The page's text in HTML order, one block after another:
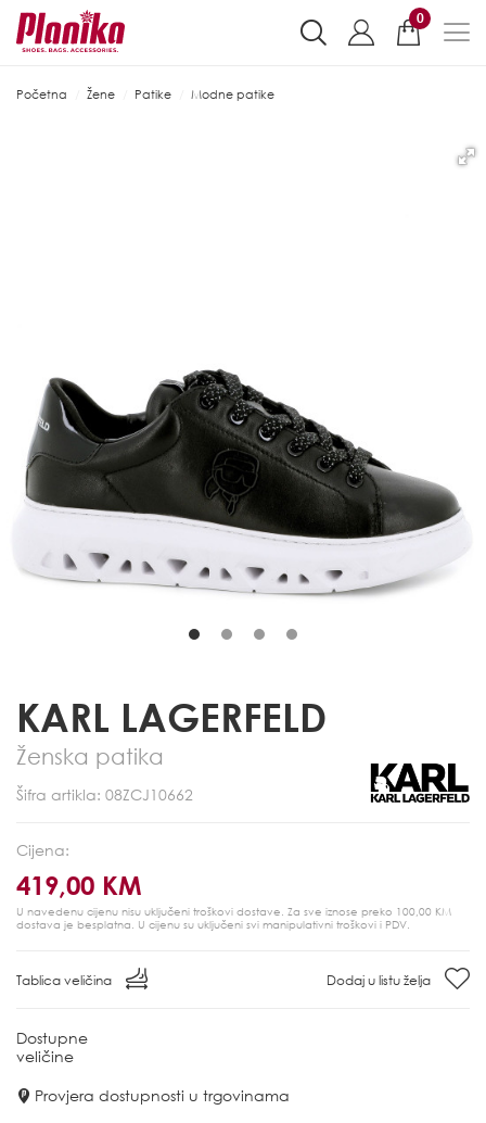
0
Početna Žene Patike Modne patike
KARL LAGERFELD
Ženska patika
Šifra artikla: 08ZCJ10662
Cijena:
419,00 KM
U navedenu cijenu nisu uključeni troškovi dostave. Za sve iznose preko 100,00 KM
dostava je besplatna. U cijenu su uključeni svi manipulativni troškovi i PDV.
Tablica veličina Dodaj u listu želja
Dostupne
veličine
Provjera dostupnosti u trgovinama